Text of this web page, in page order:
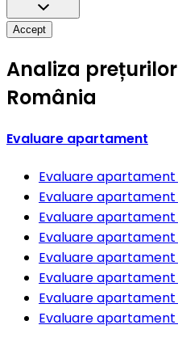
Accept
Analiza
România
Evaluare apartament
Evaluare apartament
Evaluare apartament
Evaluare apartament
Evaluare apartament
Evaluare apartament
Evaluare apartament
Evaluare apartament
Evaluare apartament